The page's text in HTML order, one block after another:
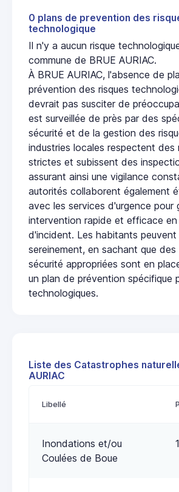
0 plans de prevention des
technologique
Il n'y a aucun risque
commune de BRUE AURIAC.
À BRUE AURIAC, l'absence de
prévention des risques
devrait pas susciter de
est surveillée de près par des
sécurité et de la gestion des
industries locales respectent des
strictes et subissent des
assurant ainsi une vigilance
autorités collaborent également
avec les services d'urgence pour
intervention rapide et efficace en
d'incident. Les habitants
sereinement, en sachant que des
sécurité appropriées sont en
un plan de prévention spécifique
technologiques.
Liste des Catastrophes
AURIAC
Libellé
Inondations et/ou
Coulées de Boue